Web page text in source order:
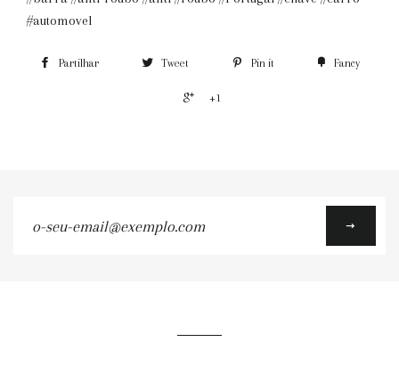
#automovel
Partilhar Tweet Pin it Fancy
+1